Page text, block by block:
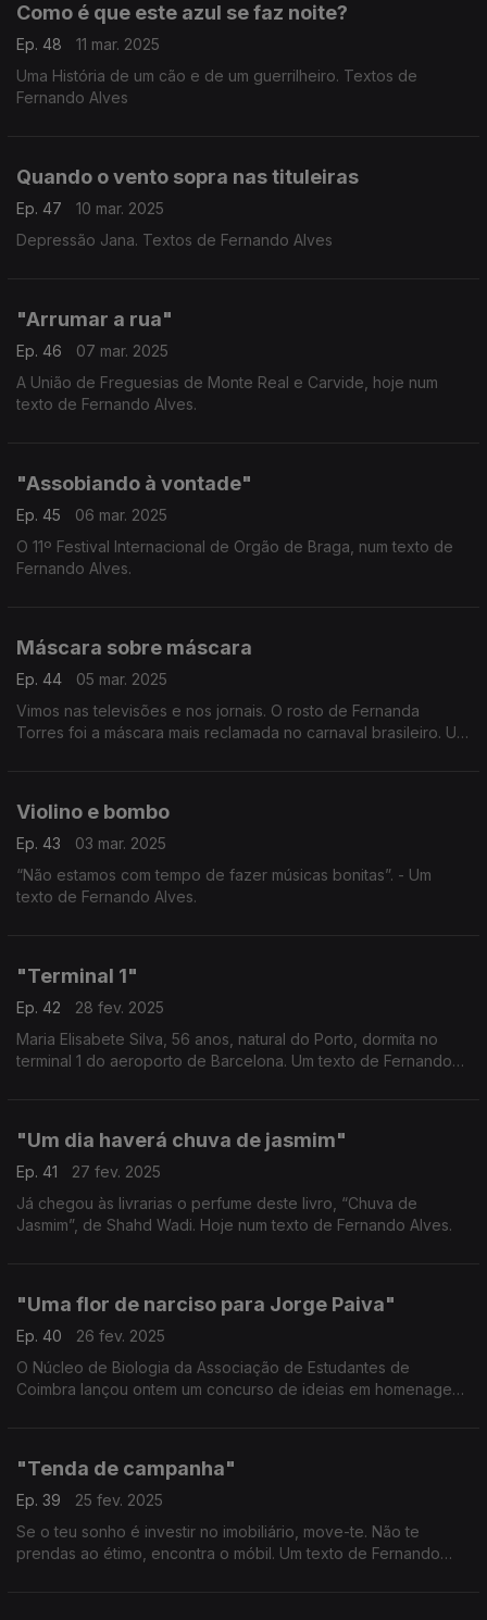
Como é que este azul se faz noite?
Ep. 48
11 mar. 2025
Uma História de um cão e de um guerrilheiro. Textos de
Fernando Alves
Quando o vento sopra nas tituleiras
Ep. 47
10 mar. 2025
Depressão Jana. Textos de Fernando Alves
"Arrumar a rua"
Ep. 46
07 mar. 2025
A União de Freguesias de Monte Real e Carvide, hoje num
texto de Fernando Alves.
"Assobiando à vontade"
Ep. 45
06 mar. 2025
O 11º Festival Internacional de Orgão de Braga, num texto de
Fernando Alves.
Máscara sobre máscara
Ep. 44
05 mar. 2025
Vimos nas televisões e nos jornais. O rosto de Fernanda
Torres foi a máscara mais reclamada no carnaval brasileiro. Um
Violino e bombo
Ep. 43
03 mar. 2025
“Não estamos com tempo de fazer músicas bonitas”. - Um
texto de Fernando Alves.
"Terminal 1"
Ep. 42
28 fev. 2025
Maria Elisabete Silva, 56 anos, natural do Porto, dormita no
terminal 1 do aeroporto de Barcelona. Um texto de Fernando
"Um dia haverá chuva de jasmim"
Ep. 41
27 fev. 2025
Já chegou às livrarias o perfume deste livro, “Chuva de
Jasmim”, de Shahd Wadi. Hoje num texto de Fernando Alves.
"Uma flor de narciso para Jorge Paiva"
Ep. 40
26 fev. 2025
O Núcleo de Biologia da Associação de Estudantes de
Coimbra lançou ontem um concurso de ideias em homenagem
"Tenda de campanha"
Ep. 39
25 fev. 2025
Se o teu sonho é investir no imobiliário, move-te. Não te
prendas ao étimo, encontra o móbil. Um texto de Fernando